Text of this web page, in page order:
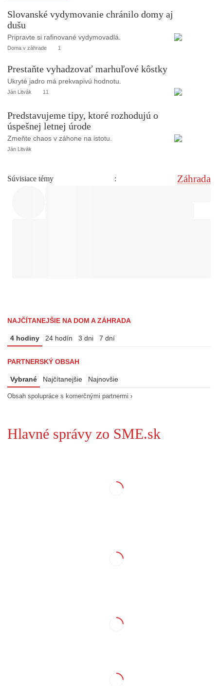
Slovanské vydymovanie chránilo domy aj
dušu
Pripravte si rafinované vydymovadlá.
Doma v záhrade 1
Prestaňte vyhadzovať marhuľové kôstky
Ukryté jadro má prekvapivú hodnotu.
Ján Litvák 11
Predstavujeme tipy, ktoré rozhodujú o
úspešnej letnej úrode
Zmeňte chaos v záhone na istotu.
Ján Litvák
Súvisiace témy : Záhrada
NAJČÍTANEJŠIE NA DOM A ZÁHRADA
4 hodiny 24 hodín 3 dni 7 dní
PARTNERSKÝ OBSAH
Vybrané Najčítanejšie Najnovšie
Obsah spolupráce s komerčnými partnermi ›
Hlavné správy zo SME.sk